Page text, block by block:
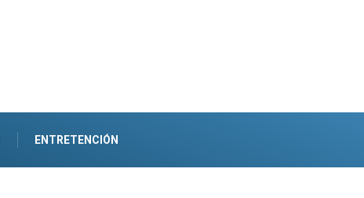
ENTRETENCIÓN